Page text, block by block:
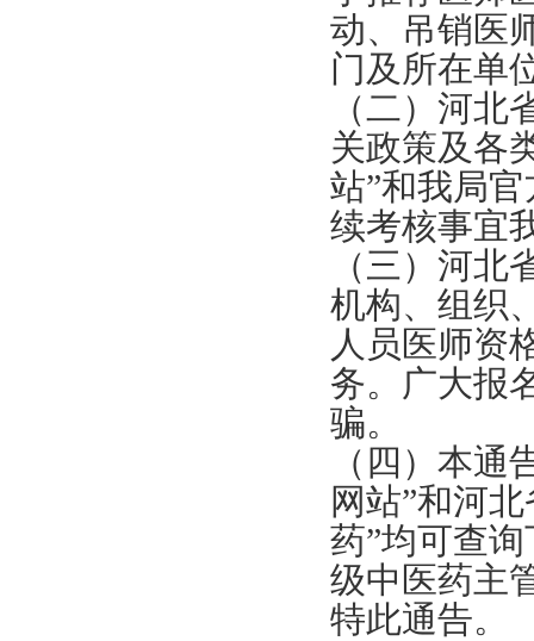
动、吊销医
门及所在单
（二）河
关政策及各
站”和我局
续考核事宜
（三）河
机构、组织
人员医师资
务。广大报
骗。
（四）本
网站”和河
药”均可查
级中医药主
特此通告。